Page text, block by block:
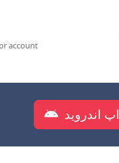
account
اپ اندروید